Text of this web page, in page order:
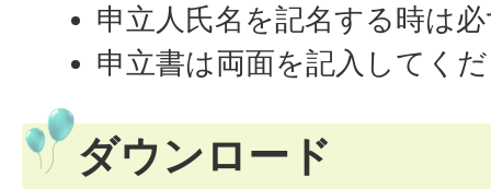
申立人氏名を記名する時は
申立書は両面を記入してく
ダウンロード